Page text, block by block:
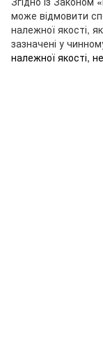
може відмовити
належної якості,
зазначені у
належної якості,